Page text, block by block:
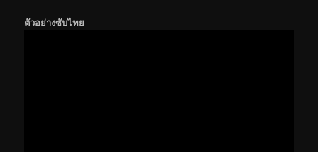
ตัวอย่างซับไทย